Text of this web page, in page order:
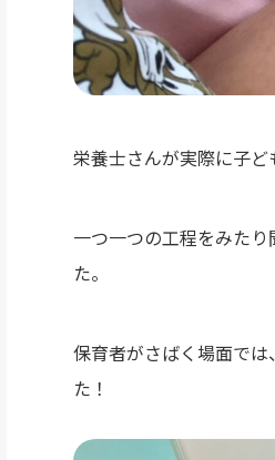
栄養士さんが実際に子ど
一つ一つの工程をみた
た。
保育者がさばく場面で
た！